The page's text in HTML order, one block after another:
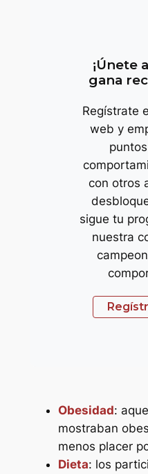
¡Únete
gana
Regístrate
web y
con otros
sigue tu
nuestra
Obesidad:
mostraban
menos placer
Dieta: los